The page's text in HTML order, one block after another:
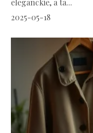
eleganckie, a ta...
2025-05-18